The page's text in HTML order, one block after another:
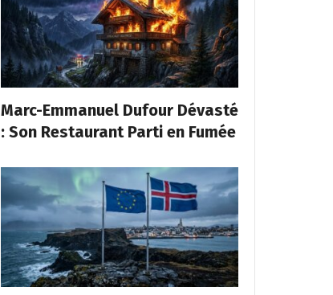
Marc-Emmanuel Dufour Dévasté
: Son Restaurant Parti en Fumée